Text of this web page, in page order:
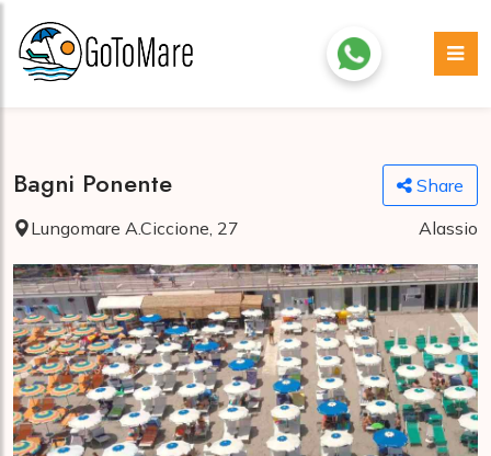
Bagni Ponente
Share
Lungomare A.Ciccione, 27
Alassio